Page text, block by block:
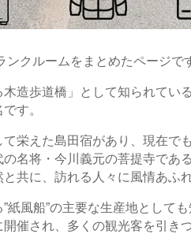
クルームをまとめたページで
造歩道橋」として知られてい
す。
栄えた島田宿があり、現在で
名将・今川義元の菩提寺であ
共に、訪れる人々に風情あふ
紙風船”の主要な生産地として
催され、多くの観光客を引き